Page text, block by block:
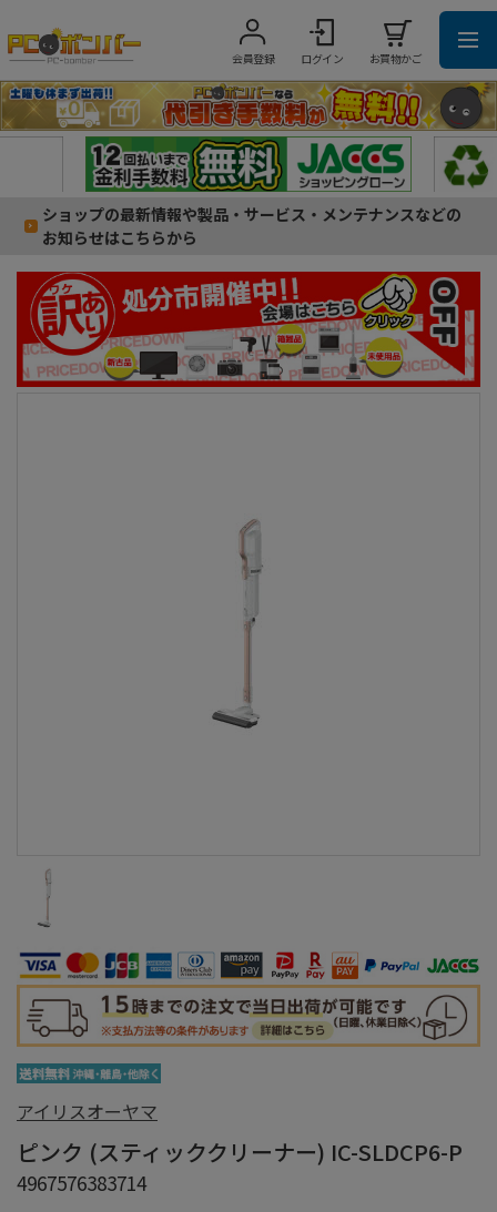
会員登録 ログイン お買物かご
ショップの最新情報や製品・サービス・メンテナンスなどの
お知らせはこちらから
アイリスオーヤマ
ピンク (スティッククリーナー) IC-SLDCP6-P
4967576383714